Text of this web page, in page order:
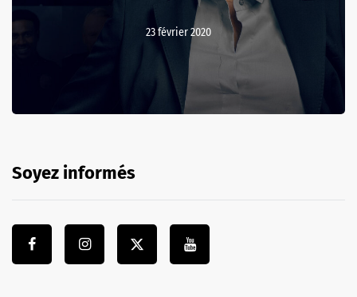
23 février 2020
Soyez informés